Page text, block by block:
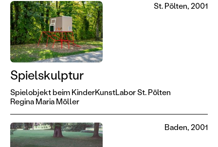
Spielskulptur
Spielobjekt beim KinderKunstLabor St. Pölten
Regina Maria Möller
St. Pölten, 2001
Baden, 2001